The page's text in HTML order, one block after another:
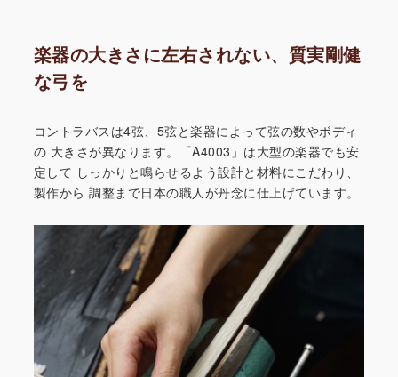
楽器の大きさに左右されない、質実剛健
な弓を
コントラバスは4弦、5弦と楽器によって弦の数やボディ
の 大きさが異なります。「A4003」は大型の楽器でも安
定して しっかりと鳴らせるよう設計と材料にこだわり、
製作から 調整まで日本の職人が丹念に仕上げています。